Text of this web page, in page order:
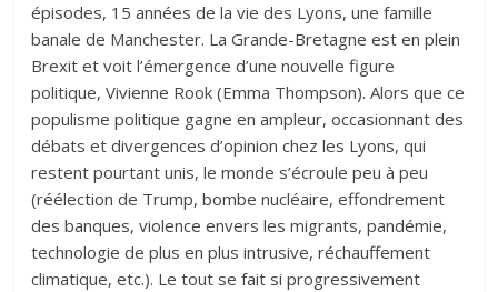
épisodes, 15 années de la vie des Lyons, une famille
banale de Manchester. La Grande-Bretagne est en plein
Brexit et voit l’émergence d’une nouvelle figure
politique, Vivienne Rook (Emma Thompson). Alors que ce
populisme politique gagne en ampleur, occasionnant des
débats et divergences d’opinion chez les Lyons, qui
restent pourtant unis, le monde s’écroule peu à peu
(réélection de Trump, bombe nucléaire, effondrement
des banques, violence envers les migrants, pandémie,
technologie de plus en plus intrusive, réchauffement
climatique, etc.). Le tout se fait si progressivement